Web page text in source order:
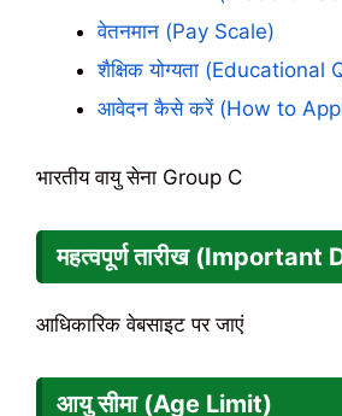
वेतनमान (Pay Scale)
शैक्षिक योग्यता
आवेदन कैसे करें (How to
भारतीय वायु सेना Group C
महत्वपूर्ण तारीख (Important
आधिकारिक वेबसाइट पर जाएं
आयु सीमा (Age Limit)